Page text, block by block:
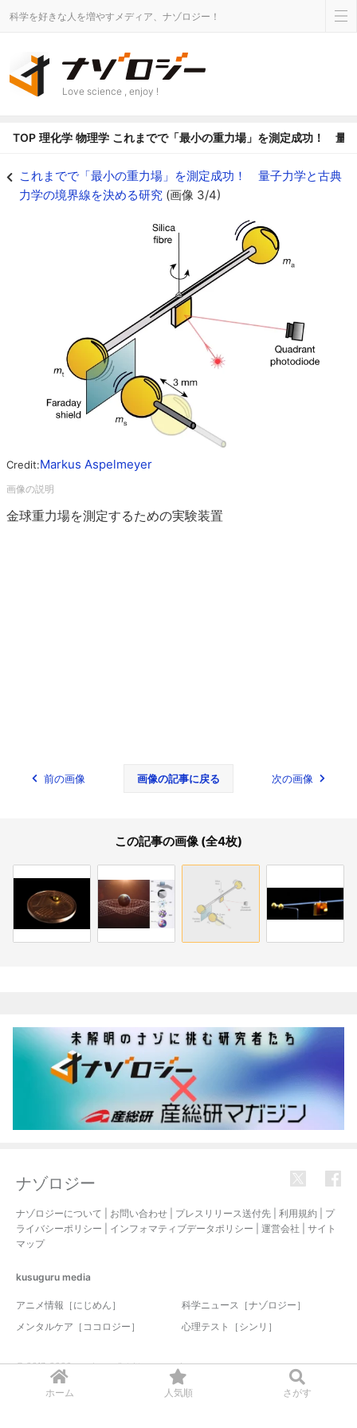
ホーム 人気順 さがす
科学を好きな人を増やすメディア、ナゾロジー！
Love science , enjoy !
TOP 理化学 物理学 これまでで「最小の重力場」を測定成功！ 量
これまでで「最小の重力場」を測定成功！ 量子力学と古典
力学の境界線を決める研究 (画像 3/4)
Credit:Markus Aspelmeyer
金球重力場を測定するための実験装置
前の画像 画像の記事に戻る 次の画像
この記事の画像 (全4枚)
ナゾロジー
ナゾロジーについて お問い合わせ プレスリリース送付先 利用規約
プ
ライバシーポリシー
インフォマティブデータポリシー 運営会社
サイト
マップ
kusuguru media
アニメ情報［にじめん］
科学ニュース［ナゾロジー］
メンタルケア［ココロジー］
心理テスト［シンリ］
© 2017-2026 nazology. all rights reserved.